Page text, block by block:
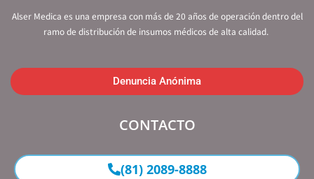
Alser Medica es una empresa con más de 20 años de operación dentro del
ramo de distribución de insumos médicos de alta calidad.
Denuncia Anónima
CONTACTO
(81) 2089-8888